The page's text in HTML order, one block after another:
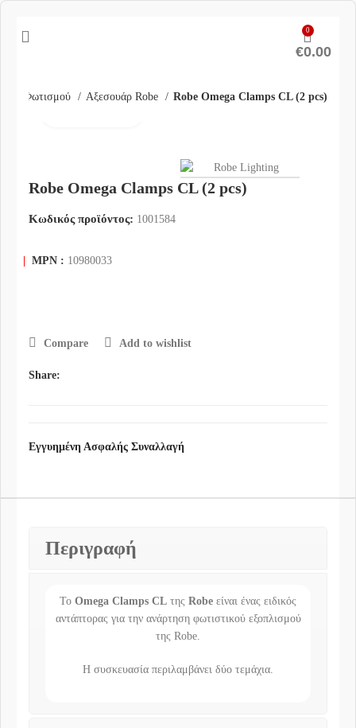
0
€0.00
Φωτισμού Αξεσουάρ Robe Robe Omega Clamps CL (2 pcs)
Robe Omega Clamps CL (2 pcs)
Κωδικός προϊόντος: 1001584
MPN : 10980033
Compare Add to wishlist
Share:
Εγγυημένη Ασφαλής Συναλλαγή
Περιγραφή
Το Omega Clamps CL της Robe είναι ένας ειδικός
αντάπτορας για την ανάρτηση φωτιστικού εξοπλισμού
της Robe.
Η συσκευασία περιλαμβάνει δύο τεμάχια.